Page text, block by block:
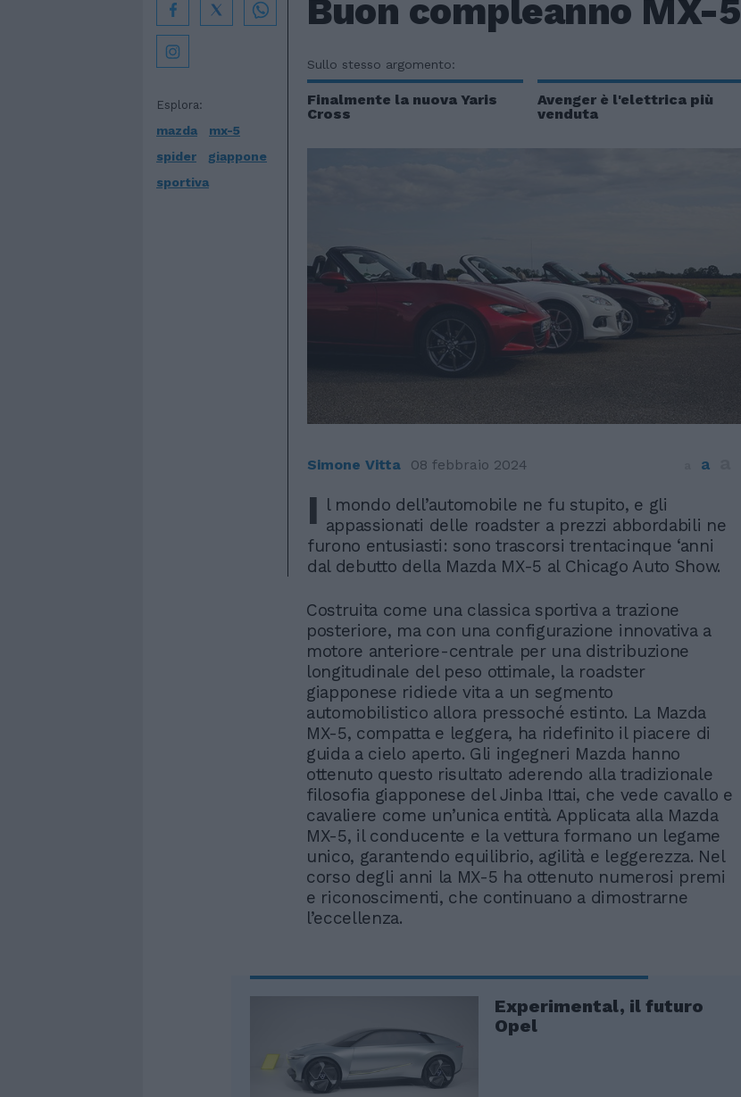
Buon compleanno MX-5
Esplora:
mazda
mx-5
spider
giappone
sportiva
Sullo stesso argomento:
Finalmente la nuova Yaris
Cross
Avenger è l'elettrica più
venduta
Simone Vitta 08 febbraio 2024 a
I l mondo dell’automobile ne fu stupito, e gli
appassionati delle roadster a prezzi abbordabili ne
furono entusiasti: sono trascorsi trentacinque ‘anni
dal debutto della Mazda MX-5 al Chicago Auto Show.
Costruita come una classica sportiva a trazione
posteriore, ma con una configurazione innovativa a
motore anteriore-centrale per una distribuzione
longitudinale del peso ottimale, la roadster
giapponese ridiede vita a un segmento
automobilistico allora pressoché estinto. La Mazda
MX-5, compatta e leggera, ha ridefinito il piacere di
guida a cielo aperto. Gli ingegneri Mazda hanno
ottenuto questo risultato aderendo alla tradizionale
filosofia giapponese del Jinba Ittai, che vede cavallo e
cavaliere come un’unica entità. Applicata alla Mazda
MX-5, il conducente e la vettura formano un legame
unico, garantendo equilibrio, agilità e leggerezza. Nel
corso degli anni la MX-5 ha ottenuto numerosi premi
e riconoscimenti, che continuano a dimostrarne
l’eccellenza.
Experimental, il futuro
Opel
Rudy Giuliani a Come States?
Trump, Meloni e la strategia
americana